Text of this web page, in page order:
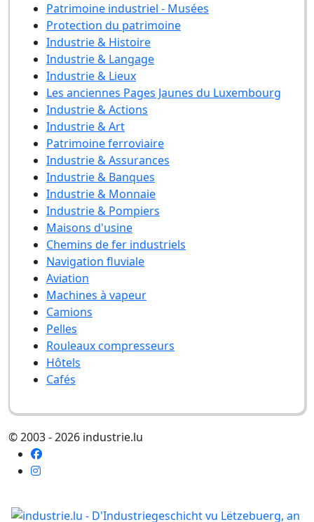
Patrimoine industriel - Musées
Protection du patrimoine
Industrie & Histoire
Industrie & Langage
Industrie & Lieux
Les anciennes Pages Jaunes du Luxembourg
Industrie & Actions
Industrie & Art
Patrimoine ferroviaire
Industrie & Assurances
Industrie & Banques
Industrie & Monnaie
Industrie & Pompiers
Maisons d'usine
Chemins de fer industriels
Navigation fluviale
Aviation
Machines à vapeur
Camions
Pelles
Rouleaux compresseurs
Hôtels
Cafés
© 2003 - 2026 industrie.lu